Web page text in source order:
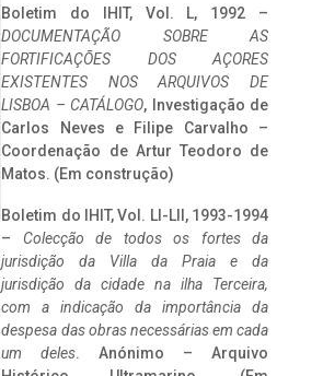
Boletim do IHIT, Vol. L, 1992 –
DOCUMENTAÇÃO SOBRE AS
FORTIFICAÇÕES DOS AÇORES
EXISTENTES NOS ARQUIVOS DE
LISBOA – CATÁLOGO, Investigação de
Carlos Neves e Filipe Carvalho –
Coordenação de Artur Teodoro de
Matos. (Em construção)
Boletim do IHIT, Vol. LI-LII, 1993-1994
– Colecção de todos os fortes da
jurisdição da Villa da Praia e da
jurisdição da cidade na ilha Terceira,
com a indicação da importância da
despesa das obras necessárias em cada
um deles. Anónimo – Arquivo